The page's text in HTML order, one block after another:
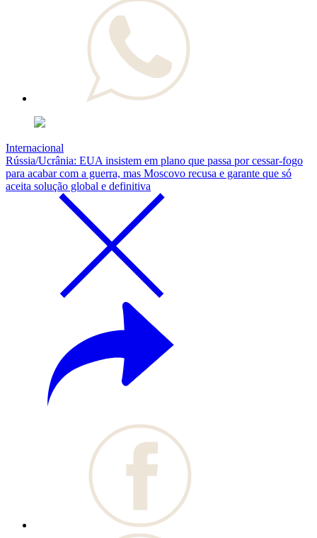
Internacional
Rússia/Ucrânia: EUA insistem em plano que passa por cessar-fogo
para acabar com a guerra, mas Moscovo recusa e garante que só
aceita solução global e definitiva